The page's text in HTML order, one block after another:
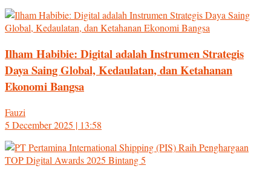
Ilham Habibie: Digital adalah Instrumen Strategis
Daya Saing Global, Kedaulatan, dan Ketahanan
Ekonomi Bangsa
Fauzi
5 December 2025 | 13:58